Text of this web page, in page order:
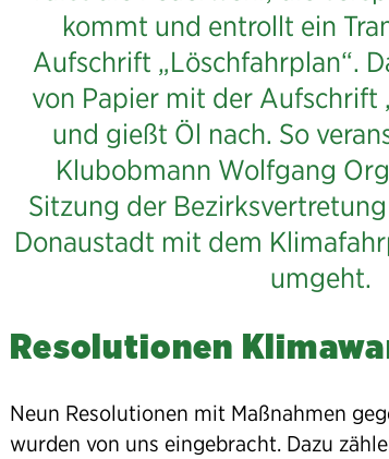
kommt und entrollt ein
Aufschrift „Löschfahrplan“.
von Papier mit der Aufschrift
und gießt Öl nach. So
Klubobmann Wolfgang
Sitzung der
Donaustadt mit dem
umgeht.
Resolutionen
Neun Resolutionen mit Maßnahmen
wurden von uns eingebracht. Dazu